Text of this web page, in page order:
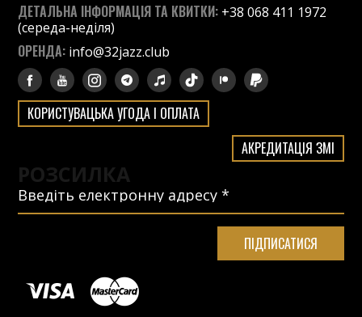
ДЕТАЛЬНА ІНФОРМАЦІЯ ТА КВИТКИ: +38 068 411 1972
(середа-неділя)
ОРЕНДА: info@32jazz.club
КОРИСТУВАЦЬКА УГОДА І ОПЛАТА
АКРЕДИТАЦІЯ ЗМІ
РОЗСИЛКА